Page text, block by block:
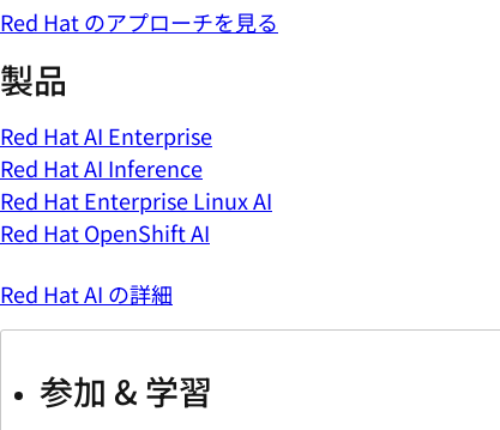
Red Hat のアプローチを見る
製品
Red Hat AI Enterprise
Red Hat AI Inference
Red Hat Enterprise Linux AI
Red Hat OpenShift AI
Red Hat AI の詳細
参加 & 学習